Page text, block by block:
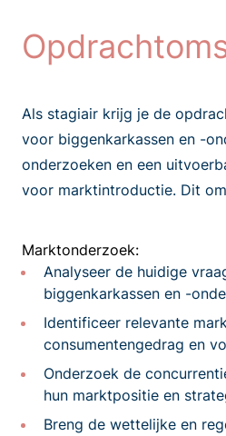
Als stagiair krijg je de
voor biggenkarkassen en -
onderzoeken en een
voor marktintroductie. Dit
Marktonderzoek:
Analyseer de huidige
biggenkarkassen en -
Identificeer relevante
consumentengedrag en
Onderzoek de
hun marktpositie en
Breng de wettelijke en